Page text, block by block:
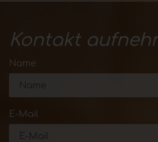
Kontakt
Name
E-Mail